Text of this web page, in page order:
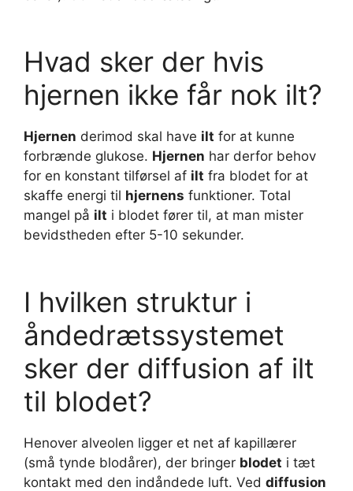
Hvad sker der hvis
hjernen ikke får nok ilt?
Hjernen derimod skal have ilt for at kunne
forbrænde glukose. Hjernen har derfor behov
for en konstant tilførsel af ilt fra blodet for at
skaffe energi til hjernens funktioner. Total
mangel på ilt i blodet fører til, at man mister
bevidstheden efter 5-10 sekunder.
I hvilken struktur i
åndedrætssystemet
sker der diffusion af ilt
til blodet?
Henover alveolen ligger et net af kapillærer
(små tynde blodårer), der bringer blodet i tæt
kontakt med den indåndede luft. Ved diffusion